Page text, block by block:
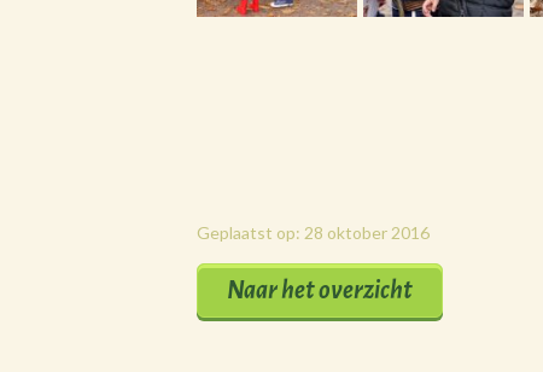
Geplaatst op: 28 oktober 2016
Naar het overzicht